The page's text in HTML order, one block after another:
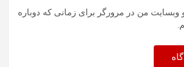
وبسایت من در مرورگر برای زمانی که دوباره